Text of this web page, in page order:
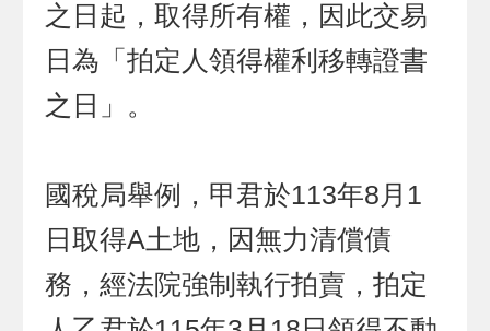
之日起，取得所有權，因此交易
日為「拍定人領得權利移轉證書
之日」。
國稅局舉例，甲君於113年8月1
日取得A土地，因無力清償債
務，經法院強制執行拍賣，拍定